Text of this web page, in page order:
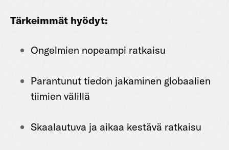
Tärkeimmät hyödyt:
Ongelmien nopeampi ratkaisu
Parantunut tiedon jakaminen globaalien
tiimien välillä
Skaalautuva ja aikaa kestävä ratkaisu